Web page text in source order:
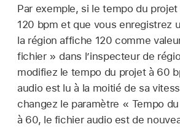
Par exemple, si le tempo du
120 bpm et que vous enregistrez
la région affiche 120 comme
fichier » dans l’inspecteur de
modifiez le tempo du projet à 60
audio est lu à la moitié de sa
changez le paramètre « Tempo
à 60, le fichier audio est de